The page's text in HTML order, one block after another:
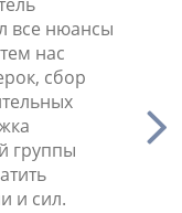
все нюансы
нас
сбор
группы
и сил.